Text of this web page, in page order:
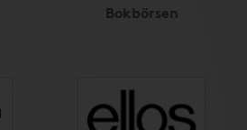
Bokbörsen